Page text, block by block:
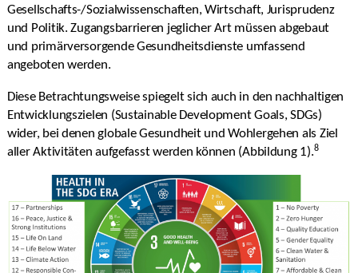
Gesellschafts-/Sozialwissenschaften, Wirtschaft, Jurisprudenz
und Politik. Zugangsbarrieren jeglicher Art müssen abgebaut
und primärversorgende Gesundheitsdienste umfassend
angeboten werden.
Diese Betrachtungsweise spiegelt sich auch in den nachhaltigen
Entwicklungszielen (Sustainable Development Goals, SDGs)
wider, bei denen globale Gesundheit und Wohlergehen als Ziel
aller Aktivitäten aufgefasst werden können (Abbildung 1).8